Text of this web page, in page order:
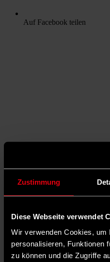
Zustimmung
Diese Webseite verwendet
Wir verwenden Cookies, um
personalisieren, Funktionen
zu können und die Zugriffe
Auf Facebook teilen
Teilen 2 Kommentare